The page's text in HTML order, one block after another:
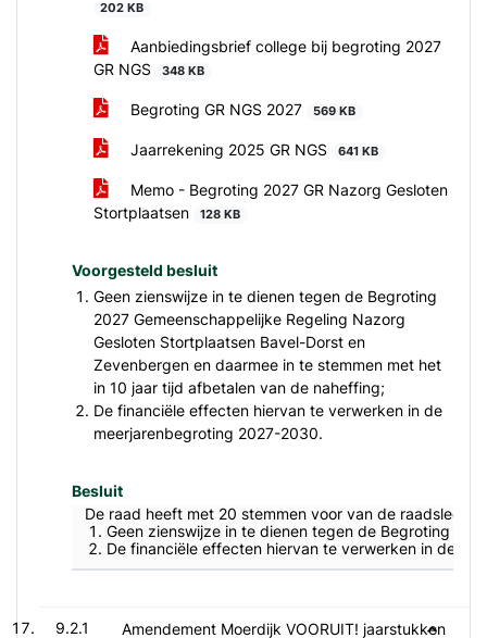
202 KB
Aanbiedingsbrief college bij begroting 2027
GR NGS
348 KB
Begroting GR NGS 2027 569 KB
Jaarrekening 2025 GR NGS 641 KB
Memo - Begroting 2027 GR Nazorg Gesloten
Stortplaatsen
128 KB
Voorgesteld besluit
Geen zienswijze in te dienen tegen de Begroting
2027 Gemeenschappelijke Regeling Nazorg
Gesloten Stortplaatsen Bavel-Dorst en
Zevenbergen en daarmee in te stemmen met het
in 10 jaar tijd afbetalen van de naheffing;
De financiële effecten hiervan te verwerken in de
meerjarenbegroting 2027-2030.
Besluit
De raad heeft met 20 stemmen voor van de
Geen zienswijze in te dienen tegen de Begroting
De financiële effecten hiervan te verwerken in de
9.2.1 Amendement Moerdijk VOORUIT! jaarstukken